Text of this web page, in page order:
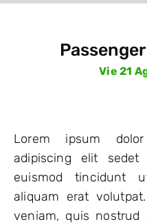
Vie 21
Lorem ipsum
adipiscing elit
euismod tincidunt
aliquam erat
veniam, quis nostrud